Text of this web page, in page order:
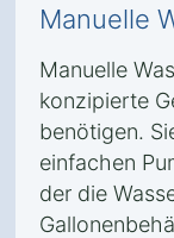
Manuelle
Manuelle
konzipierte
benötigen.
einfachen
der die